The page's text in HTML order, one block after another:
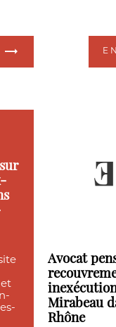
Avocat
Mirabeau
Rhône